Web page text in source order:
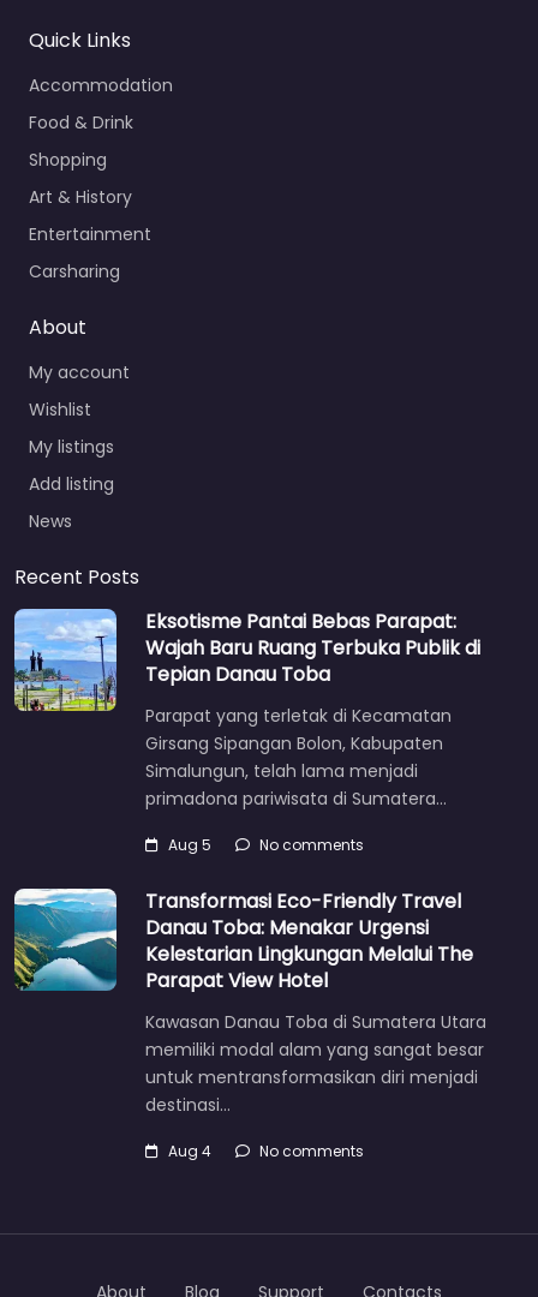
Quick Links
Accommodation
Food & Drink
Shopping
Art & History
Entertainment
Carsharing
About
My account
Wishlist
My listings
Add listing
News
Recent Posts
Eksotisme Pantai Bebas Parapat:
Wajah Baru Ruang Terbuka Publik di
Tepian Danau Toba
Parapat yang terletak di Kecamatan
Girsang Sipangan Bolon, Kabupaten
Simalungun, telah lama menjadi
primadona pariwisata di Sumatera…
Aug 5 No comments
Transformasi Eco-Friendly Travel
Danau Toba: Menakar Urgensi
Kelestarian Lingkungan Melalui The
Parapat View Hotel
Kawasan Danau Toba di Sumatera Utara
memiliki modal alam yang sangat besar
untuk mentransformasikan diri menjadi
destinasi…
Aug 4 No comments